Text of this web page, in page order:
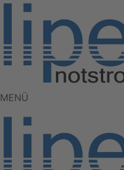
Zum
Inhalt
MENÜ